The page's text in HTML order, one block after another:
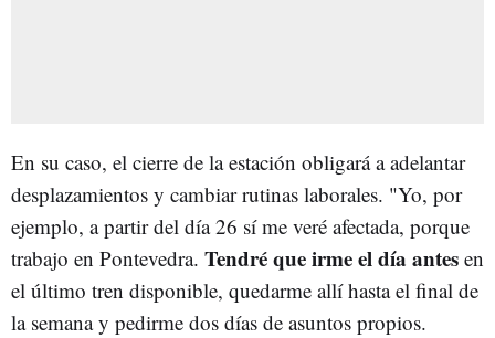
En su caso, el cierre de la estación obligará a adelantar
desplazamientos y cambiar rutinas laborales. "Yo, por
ejemplo, a partir del día 26 sí me veré afectada, porque
trabajo en Pontevedra. Tendré que irme el día antes en
el último tren disponible, quedarme allí hasta el final de
la semana y pedirme dos días de asuntos propios.